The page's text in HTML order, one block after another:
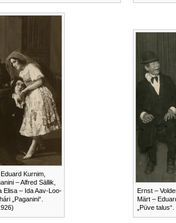
Kurnim,
– Alfred Sällik,
Elisa – Ida Aav-Loo-
„Paganini“.
Ernst –
Märt –
„Püve